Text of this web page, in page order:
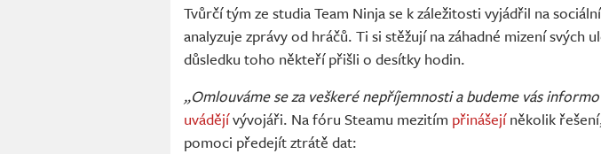
Tvůrčí tým ze studia Team Ninja se k záležitosti vyjádřil na
analyzuje zprávy od hráčů. Ti si stěžují na záhadné mizení svých
důsledku toho někteří přišli o desítky hodin.
„Omlouváme se za veškeré nepříjemnosti a budeme vás
uvádějívývojáři. Na fóru Steamu mezitím přinášejíněkolik
pomoci předejít ztrátě dat: